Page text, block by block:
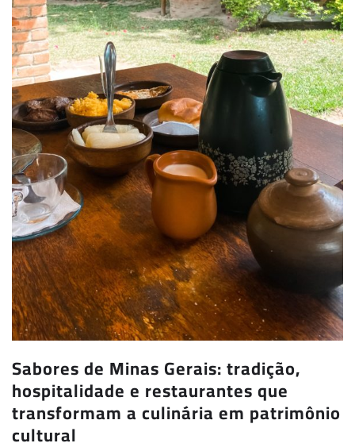
Sabores de Minas Gerais: tradição,
hospitalidade e restaurantes que
transformam a culinária em patrimônio
cultural